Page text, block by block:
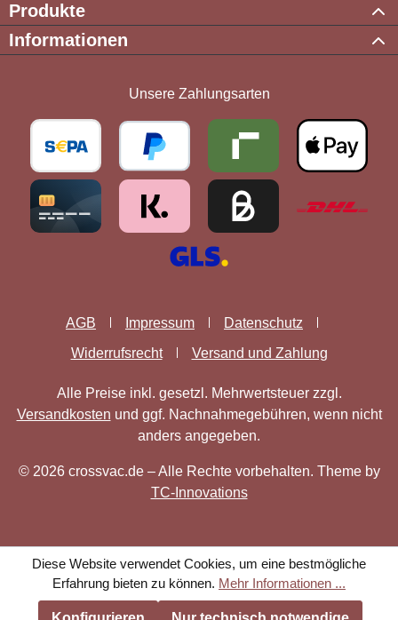
Produkte
Informationen
Unsere Zahlungsarten
AGB Impressum
Datenschutz
Widerrufsrecht
Versand und Zahlung
Alle Preise inkl. gesetzl. Mehrwertsteuer zzgl.
Versandkosten und ggf. Nachnahmegebühren, wenn nicht
anders angegeben.
© 2026 crossvac.de – Alle Rechte vorbehalten. Theme by
TC-Innovations
Diese Website verwendet Cookies, um eine bestmögliche
Erfahrung bieten zu können. Mehr Informationen ...